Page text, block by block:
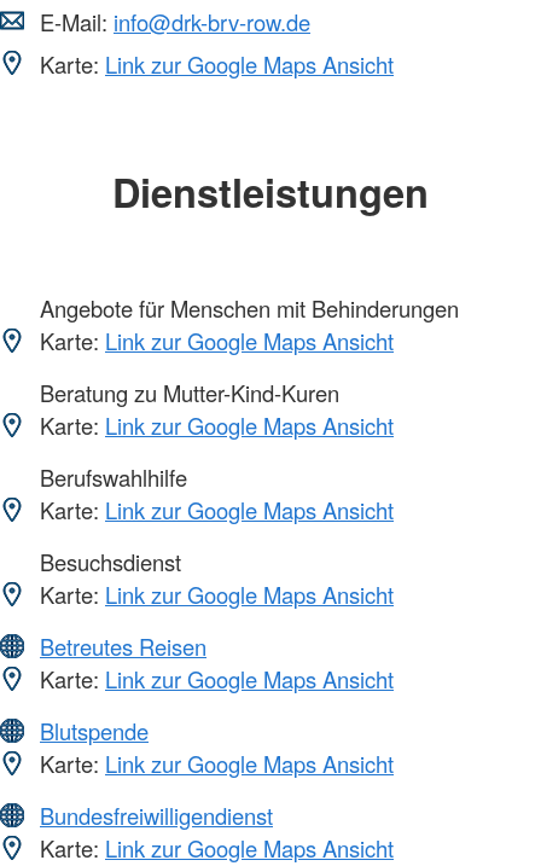
E-Mail: info@drk-brv-row.de
Karte: Link zur Google Maps Ansicht
Dienstleistungen
Angebote für Menschen mit Behinderungen
Karte: Link zur Google Maps Ansicht
Beratung zu Mutter-Kind-Kuren
Karte: Link zur Google Maps Ansicht
Berufswahlhilfe
Karte: Link zur Google Maps Ansicht
Besuchsdienst
Karte: Link zur Google Maps Ansicht
Betreutes Reisen
Karte: Link zur Google Maps Ansicht
Blutspende
Karte: Link zur Google Maps Ansicht
Bundesfreiwilligendienst
Karte: Link zur Google Maps Ansicht